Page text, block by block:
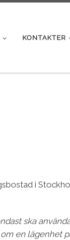
KONTAKTER
i
ska
en lägenhet